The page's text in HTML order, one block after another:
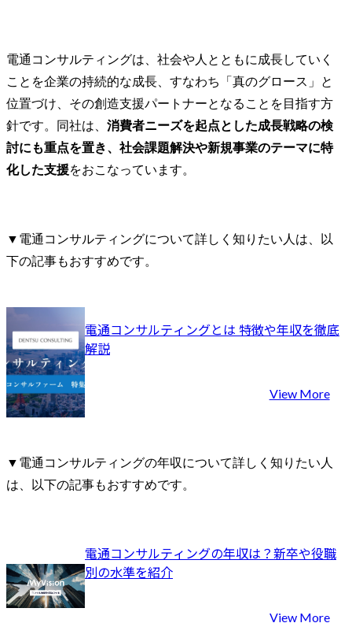
カルな事業課題へのアウ
トプット・ニーズへの対
応から、ロジカルシンカ
ーとしてのコンサルティ
ングスキルに留まらず、
マーケッターとしての高
い仮説構築能力、ビジネ
スプランニング力、クラ
務。
電通コンサルティングは、社会や人とともに成長していく
ことを企業の持続的な成長、すなわち「真のグロース」と
位置づけ、その創造支援パートナーとなることを目指す方
針です。同社は、 消費者ニーズを起点とした成長戦略の検
討にも重点を置き、社会課題解決や新規事業のテーマに特
化した支援をおこなっています。
▼電通コンサルティングについて詳しく知りたい人は、以
下の記事もおすすめです。
電通コンサルティングとは 特徴や年収を徹底
解説
View More
▼電通コンサルティングの年収について詳しく知りたい人
は、以下の記事もおすすめです。
電通コンサルティングの年収は？新卒や役職
別の水準を紹介
View More